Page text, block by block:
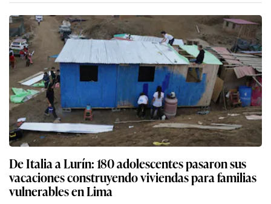
De Italia a Lurín: 180 adolescentes pasaron sus
vacaciones construyendo viviendas para familias
vulnerables en Lima